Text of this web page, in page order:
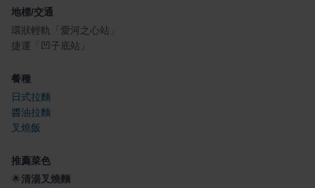
地標/交通
環狀輕軌「愛河之心站」
捷運「凹子底站」
餐種
日式拉麵
醬油拉麵
叉燒飯
推薦菜色
🌟清湯叉燒麵